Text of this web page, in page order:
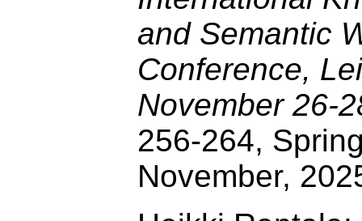
and Semantic
Conference,
November 26-
256-264,
November,